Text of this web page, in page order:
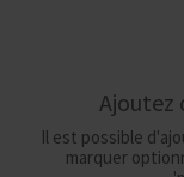
Ajoutez
Il est possible
marquer